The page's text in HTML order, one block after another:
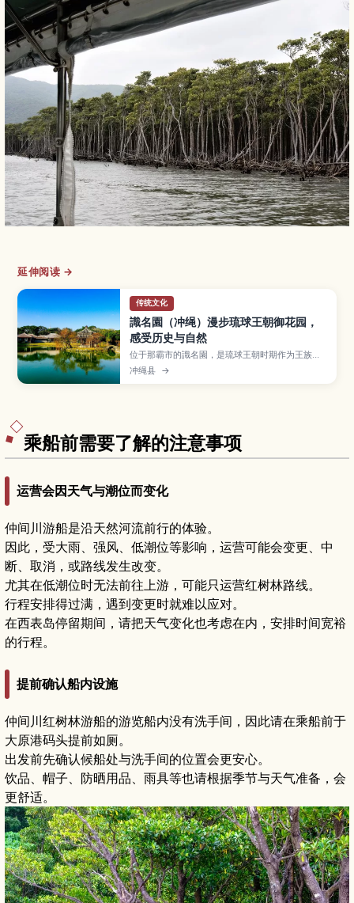
延伸阅读 →
传统文化
識名園（冲绳）漫步琉球王朝御花园，
感受历史与自然
位于那霸市的識名園，是琉球王朝时期作为王族别
邸与接待使节之用而建的庭园，并已列入世界遗
产。文章介绍以池塘与六角堂为中心的庭园景观、
冲绳县 →
乘船前需要了解的注意事项
运营会因天气与潮位而变化
仲间川游船是沿天然河流前行的体验。
因此，受大雨、强风、低潮位等影响，运营可能会变更、中
断、取消，或路线发生改变。
尤其在低潮位时无法前往上游，可能只运营红树林路线。
行程安排得过满，遇到变更时就难以应对。
在西表岛停留期间，请把天气变化也考虑在内，安排时间宽裕
的行程。
提前确认船内设施
仲间川红树林游船的游览船内没有洗手间，因此请在乘船前于
大原港码头提前如厕。
出发前先确认候船处与洗手间的位置会更安心。
饮品、帽子、防晒用品、雨具等也请根据季节与天气准备，会
更舒适。